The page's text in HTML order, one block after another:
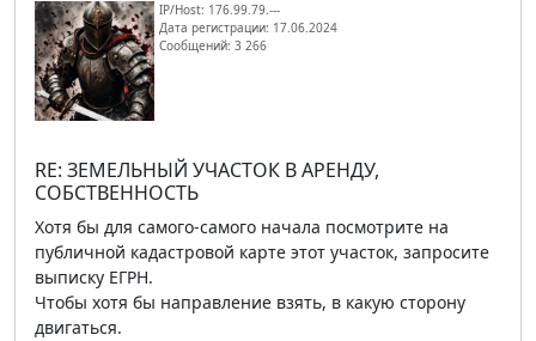
IP/Host: 176.99.79.---
Дата регистрации: 17.06.2024
Сообщений: 3 266
RE: ЗЕМЕЛЬНЫЙ УЧАСТОК В АРЕНДУ,
СОБСТВЕННОСТЬ
Хотя бы для самого-самого начала посмотрите на
публичной кадастровой карте этот участок, запросите
выписку ЕГРН.
Чтобы хотя бы направление взять, в какую сторону
двигаться.